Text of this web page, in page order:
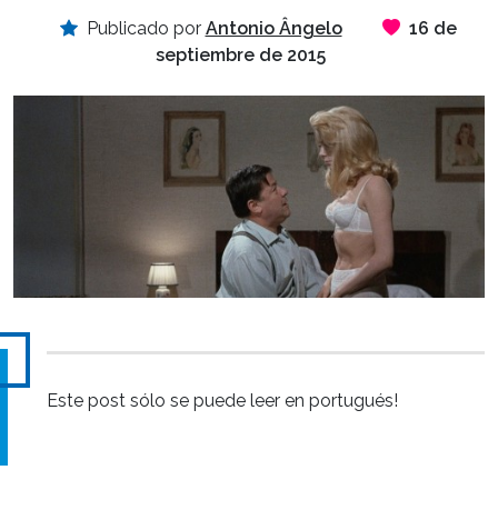
Publicado por Antonio Ângelo
16 de
septiembre de 2015
Este post sólo se puede leer en portugués!